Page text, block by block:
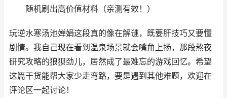
随机刷出高价值材料（亲测有效！）
玩逆水寒汤池婵娟这段真的像在解谜，既要肝技巧又要懂
剧情。我自己现在看到温泉场景就会嘴角上扬，那段熬夜
研究攻略的狼狈劲儿，居然成了最难忘的游戏回忆。希望
这篇干货能帮大家少走弯路，要是遇到其他难题，欢迎在
评论区一起讨论！